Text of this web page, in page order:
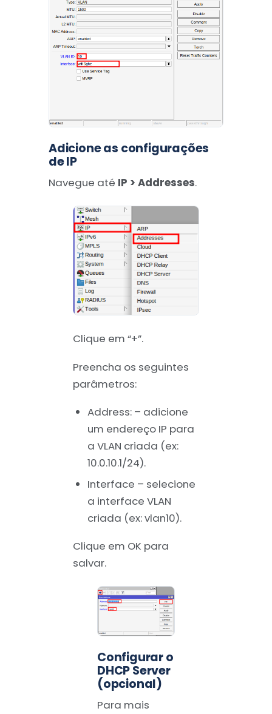
Adicione as configurações
de IP
Navegue até IP > Addresses.
Clique em “+”.
Preencha os seguintes
parâmetros:
Address: – adicione
um endereço IP para
a VLAN criada (ex:
10.0.10.1/24).
Interface – selecione
a interface VLAN
criada (ex: vlan10).
Clique em OK para
salvar.
Configurar o
DHCP Server
(opcional)
Para mais